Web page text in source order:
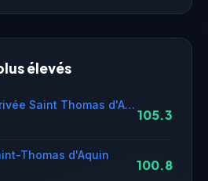
élevés
Ecole primaire privée Saint Thomas d'Aquin
105.3
Thomas d'Aquin
100.8